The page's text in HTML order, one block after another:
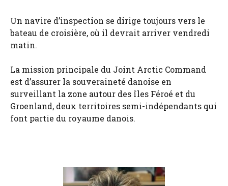
Un navire d’inspection se dirige toujours vers le
bateau de croisière, où il devrait arriver vendredi
matin.
La mission principale du Joint Arctic Command
est d’assurer la souveraineté danoise en
surveillant la zone autour des îles Féroé et du
Groenland, deux territoires semi-indépendants qui
font partie du royaume danois.